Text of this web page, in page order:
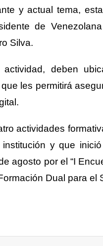
yactual
tema,
de V
Silva.
deben ubi
que les permitirá
actividades
y que
agosto por el “I
ormación Dual para el